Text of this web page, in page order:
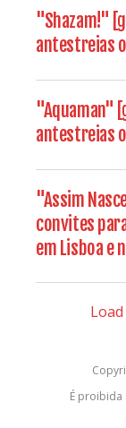
"Shazam!"
antestreias
"Aquaman"
antestreias
"Assim
convites
em Lisboa e
É proibida